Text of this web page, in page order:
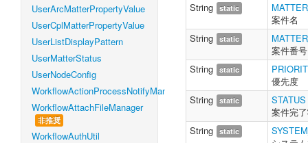
UserArcMatterPropertyValue
UserCplMatterPropertyValue
UserListDisplayPattern
UserMatterStatus
UserNodeConfig
WorkflowActionProcessNotifyManager
WorkflowAttachFileManager
非推奨
WorkflowAuthUtil
String static
案件名
String static
案件番号
String static
優先度
String static
STATUS
案件完
String static